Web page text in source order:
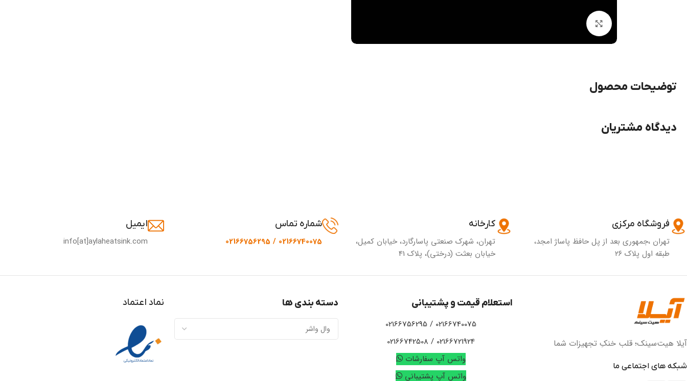
توضیحات محصول
دیدگاه مشتریان
فروشگاه مرکزی
تهران ،جمهوری بعد از پل حافظ پاساژ امجد،
طبقه اول پلاک ۲۶
کارخانه
تهران، شهرک صنعتی پاسارگارد، خیابان کمیل،
خیابان بعثت (درختی)، پلاک 41
شماره تماس
02166740075 / 02166756295
ایمیل
info[at]aylaheatsink.com
آیلا هیت‌سینک؛ قلب خنکِ تجهیزات شما
شبکه های اجتماعی ما
استعلام قیمت و پشتیبانی
02166740075 / 02166756295
02166721924 / 02166742508
واتس آپ سفارشات
واتس آپ پشتیبانی
دسته بندی ها نماد اعتماد